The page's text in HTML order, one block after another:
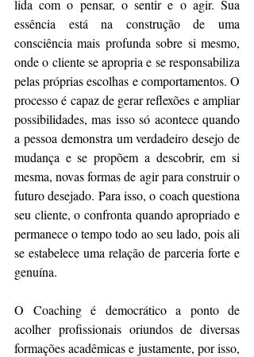
lida com o pensar, o sentir e o agir. Sua
essência está na construção de uma
consciência mais profunda sobre si mesmo,
onde o cliente se apropria e se responsabiliza
pelas próprias escolhas e comportamentos. O
processo é capaz de gerar reflexões e ampliar
possibilidades, mas isso só acontece quando
a pessoa demonstra um verdadeiro desejo de
mudança e se propõem a descobrir, em si
mesma, novas formas de agir para construir o
futuro desejado. Para isso, o coach questiona
seu cliente, o confronta quando apropriado e
permanece o tempo todo ao seu lado, pois ali
se estabelece uma relação de parceria forte e
genuína.
O Coaching é democrático a ponto de
acolher profissionais oriundos de diversas
formações acadêmicas e justamente, por isso,